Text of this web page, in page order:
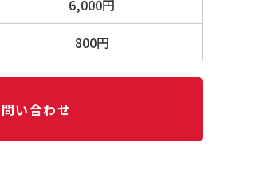
6,000円
800円
い合わせ